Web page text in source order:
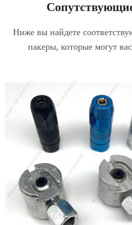
Ниже вы найдете
пакеры, которые могут